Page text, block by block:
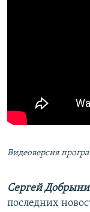
Видеоверсия
Сергей
последних